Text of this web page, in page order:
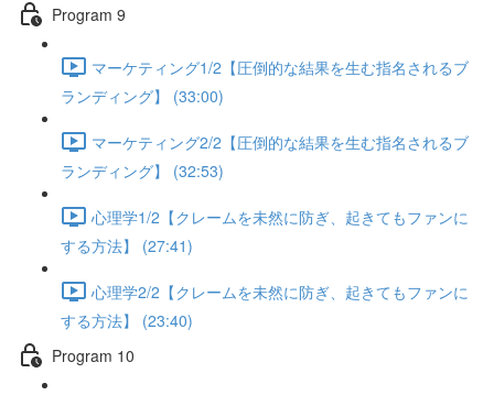
Program 9
マーケティング1/2【圧倒的な結果を生む指名されるブ
ランディング】 (33:00)
マーケティング2/2【圧倒的な結果を生む指名されるブ
ランディング】 (32:53)
心理学1/2【クレームを未然に防ぎ、起きてもファンに
する方法】 (27:41)
心理学2/2【クレームを未然に防ぎ、起きてもファンに
する方法】 (23:40)
Program 10